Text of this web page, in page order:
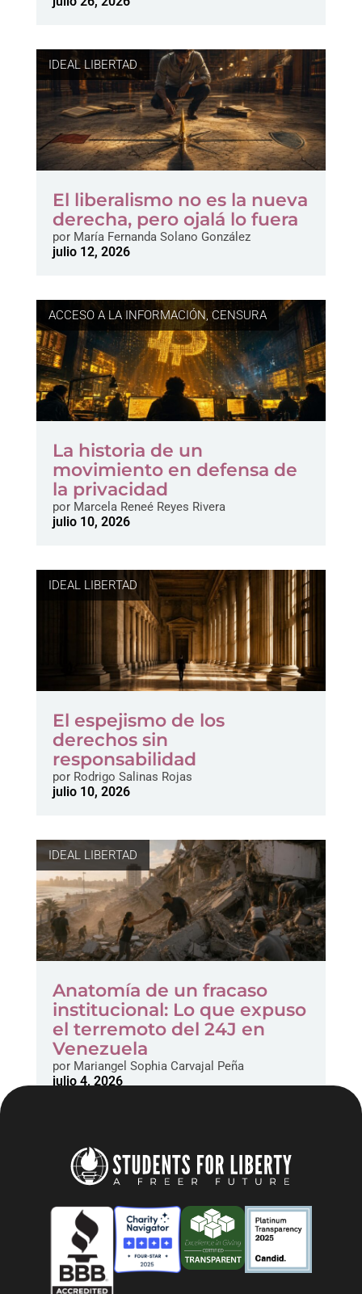
IDEAL LIBERTAD
El liberalismo no es la nueva
derecha, pero ojalá lo fuera
porMaría Fernanda Solano González
julio 12, 2026
ACCESO A LA INFORMACIÓN,CENSURA
La historia de un
movimiento en defensa de
la privacidad
porMarcela Reneé Reyes Rivera
julio 10, 2026
IDEAL LIBERTAD
El espejismo de los
derechos sin
responsabilidad
porRodrigo Salinas Rojas
julio 10, 2026
IDEAL LIBERTAD
Anatomía de un fracaso
institucional: Lo que expuso
el terremoto del 24J en
Venezuela
porMariangel Sophia Carvajal Peña
julio 4, 2026